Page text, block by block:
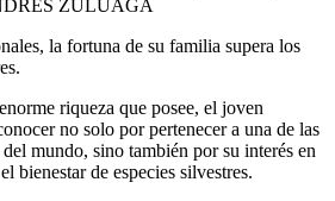
ZULUAGA
la fortuna de su familia supera los
riqueza que posee, el joven
no solo por pertenecer a una de las
mundo, sino también por su interés en
bienestar de especies silvestres.